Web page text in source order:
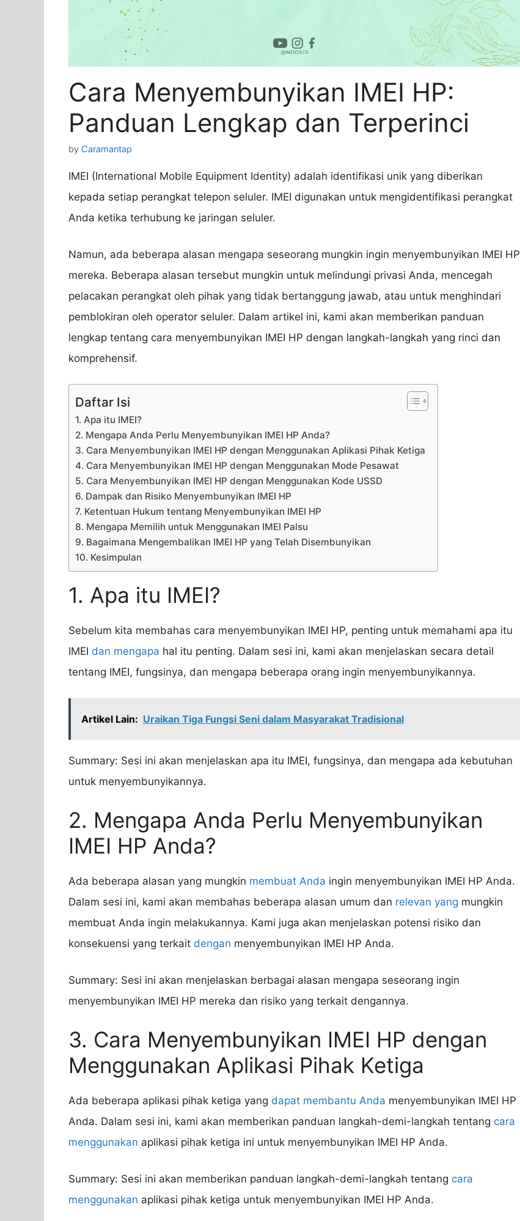
Cara Menyembunyikan IMEI HP:
Panduan Lengkap dan Terperinci
by Caramantap
IMEI (International Mobile Equipment Identity) adalah identifikasi unik yang diberikan
kepada setiap perangkat telepon seluler. IMEI digunakan untuk mengidentifikasi perangkat
Anda ketika terhubung ke jaringan seluler.
Namun, ada beberapa alasan mengapa seseorang mungkin ingin menyembunyikan IMEI HP
mereka. Beberapa alasan tersebut mungkin untuk melindungi privasi Anda, mencegah
pelacakan perangkat oleh pihak yang tidak bertanggung jawab, atau untuk menghindari
pemblokiran oleh operator seluler. Dalam artikel ini, kami akan memberikan panduan
lengkap tentang cara menyembunyikan IMEI HP dengan langkah-langkah yang rinci dan
komprehensif.
Daftar Isi
1. Apa itu IMEI?
2. Mengapa Anda Perlu Menyembunyikan IMEI HP Anda?
3. Cara Menyembunyikan IMEI HP dengan Menggunakan Aplikasi Pihak Ketiga
4. Cara Menyembunyikan IMEI HP dengan Menggunakan Mode Pesawat
5. Cara Menyembunyikan IMEI HP dengan Menggunakan Kode USSD
6. Dampak dan Risiko Menyembunyikan IMEI HP
7. Ketentuan Hukum tentang Menyembunyikan IMEI HP
8. Mengapa Memilih untuk Menggunakan IMEI Palsu
9. Bagaimana Mengembalikan IMEI HP yang Telah Disembunyikan
10. Kesimpulan
1. Apa itu IMEI?
Sebelum kita membahas cara menyembunyikan IMEI HP, penting untuk memahami apa itu
IMEI dan mengapa hal itu penting. Dalam sesi ini, kami akan menjelaskan secara detail
tentang IMEI, fungsinya, dan mengapa beberapa orang ingin menyembunyikannya.
Artikel Lain: Uraikan Tiga Fungsi Seni dalam Masyarakat Tradisional
Summary: Sesi ini akan menjelaskan apa itu IMEI, fungsinya, dan mengapa ada kebutuhan
untuk menyembunyikannya.
2. Mengapa Anda Perlu Menyembunyikan
IMEI HP Anda?
Ada beberapa alasan yang mungkin membuat Anda ingin menyembunyikan IMEI HP Anda.
Dalam sesi ini, kami akan membahas beberapa alasan umum dan relevan yang mungkin
membuat Anda ingin melakukannya. Kami juga akan menjelaskan potensi risiko dan
konsekuensi yang terkait dengan menyembunyikan IMEI HP Anda.
Summary: Sesi ini akan menjelaskan berbagai alasan mengapa seseorang ingin
menyembunyikan IMEI HP mereka dan risiko yang terkait dengannya.
3. Cara Menyembunyikan IMEI HP dengan
Menggunakan Aplikasi Pihak Ketiga
Ada beberapa aplikasi pihak ketiga yang dapat membantu Anda menyembunyikan IMEI HP
Anda. Dalam sesi ini, kami akan memberikan panduan langkah-demi-langkah tentang cara
menggunakan aplikasi pihak ketiga ini untuk menyembunyikan IMEI HP Anda.
Summary: Sesi ini akan memberikan panduan langkah-demi-langkah tentang cara
menggunakan aplikasi pihak ketiga untuk menyembunyikan IMEI HP Anda.